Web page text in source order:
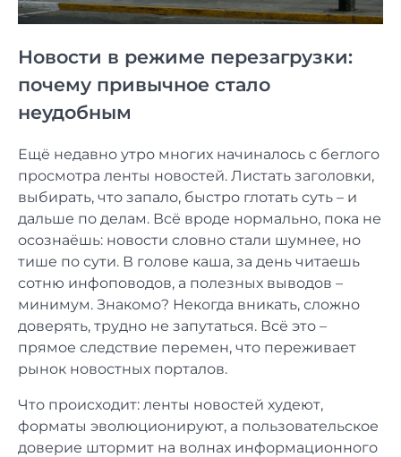
Новости в режиме перезагрузки:
почему привычное стало
неудобным
Ещё недавно утро многих начиналось с беглого
просмотра ленты новостей. Листать заголовки,
выбирать, что запало, быстро глотать суть – и
дальше по делам. Всё вроде нормально, пока не
осознаёшь: новости словно стали шумнее, но
тише по сути. В голове каша, за день читаешь
сотню инфоповодов, а полезных выводов –
минимум. Знакомо? Некогда вникать, сложно
доверять, трудно не запутаться. Всё это –
прямое следствие перемен, что переживает
рынок новостных порталов.
Что происходит: ленты новостей худеют,
форматы эволюционируют, а пользовательское
доверие штормит на волнах информационного